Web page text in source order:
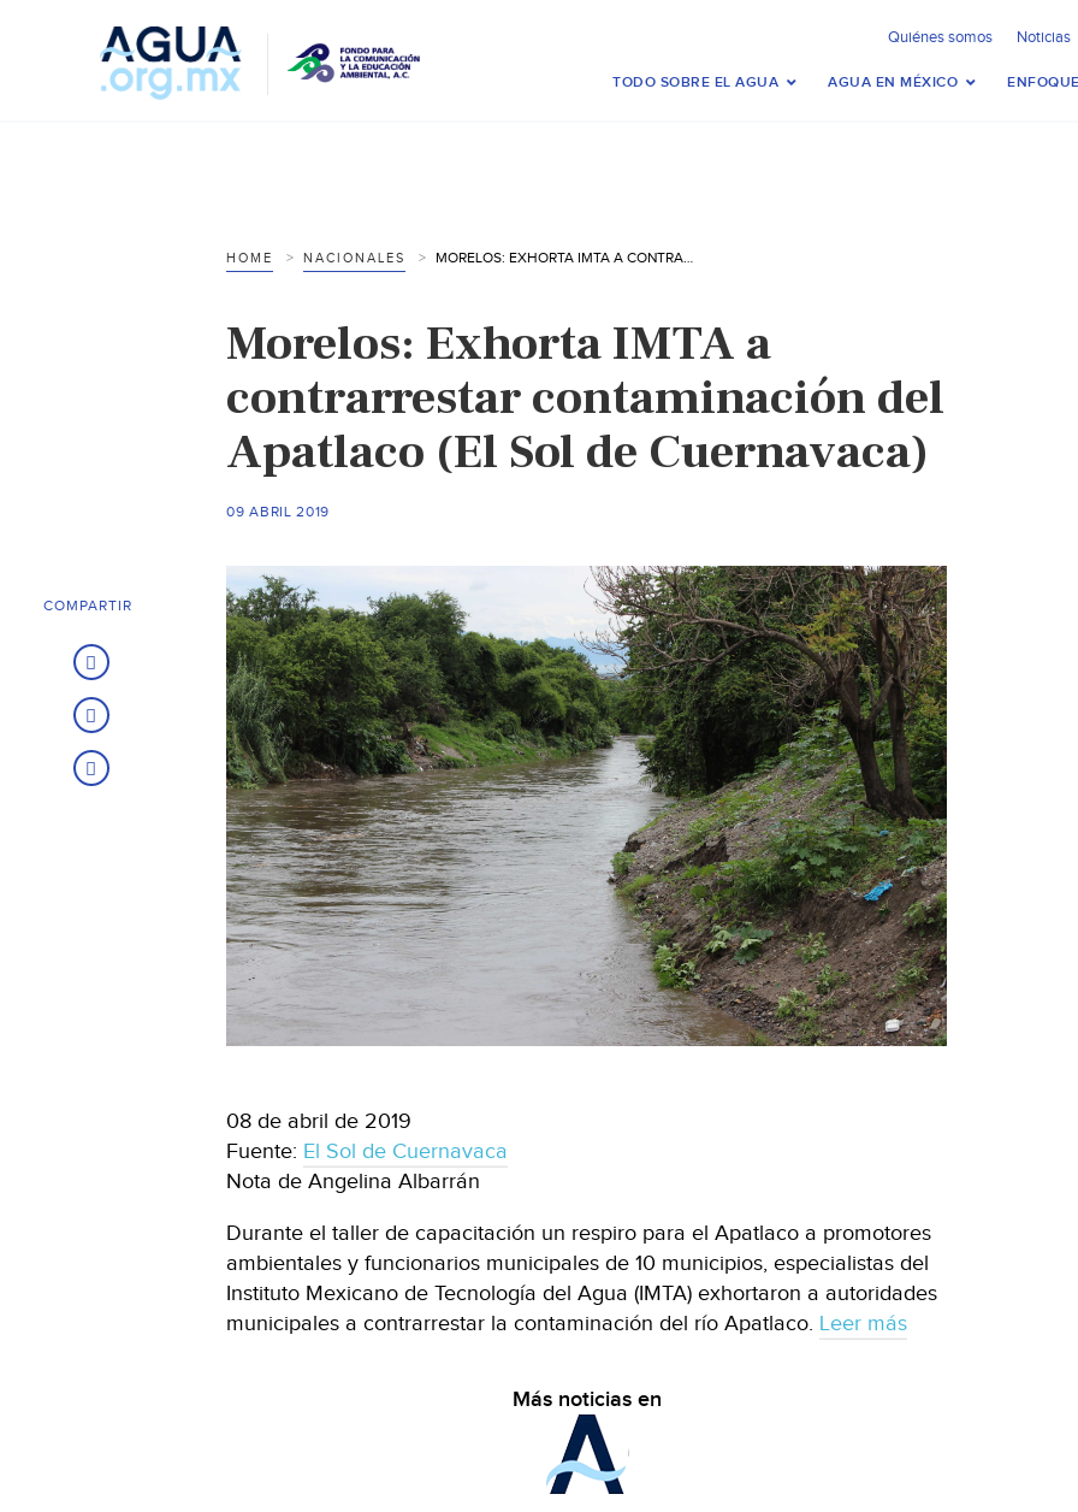
Quiénes somos Noticias
TODO SOBRE EL AGUA AGUA EN MÉXICO
HOME NACIONALES MORELOS: EXHORTA IMTA A CONTRARRESTAR CONTAMINACIÓN DEL APATLACO (EL SOL DE CUERNAVACA)
Morelos: Exhorta IMTA a
contrarrestar contaminación del
Apatlaco (El Sol de Cuernavaca)
09 ABRIL 2019
08 de abril de 2019
Fuente: El Sol de Cuernavaca
Nota de Angelina Albarrán
Durante el taller de capacitación un respiro para el Apatlaco a promotores
ambientales y funcionarios municipales de 10 municipios, especialistas del
Instituto Mexicano de Tecnología del Agua (IMTA) exhortaron a autoridades
municipales a contrarrestar la contaminación del río Apatlaco. Leer más
Más noticias en
COMPARTIR